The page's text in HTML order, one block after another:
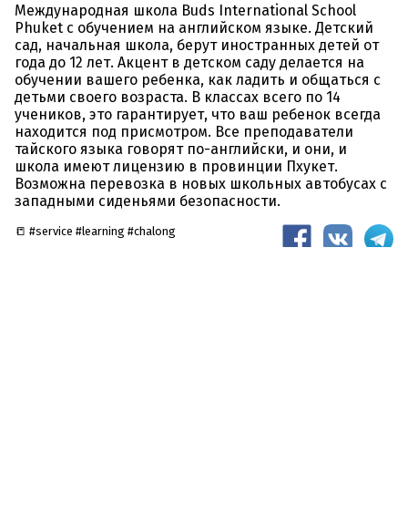
Международная школа Buds International School
Phuket с обучением на английском языке. Детский
сад, начальная школа, берут иностранных детей от
года до 12 лет. Акцент в детском саду делается на
обучении вашего ребенка, как ладить и общаться с
детьми своего возраста. В классах всего по 14
учеников, это гарантирует, что ваш ребенок всегда
находится под присмотром. Все преподаватели
тайского языка говорят по-английски, и они, и
школа имеют лицензию в провинции Пхукет.
Возможна перевозка в новых школьных автобусах с
западными сиденьями безопасности.
📒 #service #learning #chalong